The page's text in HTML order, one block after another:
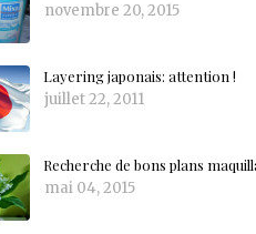
novembre 20, 2015
Layering japonais: attention !
juillet 22, 2011
Recherche de bons plans
mai 04, 2015